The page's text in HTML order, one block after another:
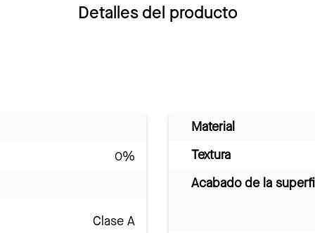
Detalles del producto
0%
Clase A
Material
Textura
Acabado de la